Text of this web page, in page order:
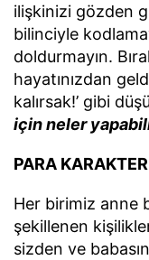
ilişkinizi gözden
bilinciyle
doldurmayın.
hayatınızdan
kalırsak!’ gibi
için neler
PARA
Her birimiz anne
şekillenen
sizden ve